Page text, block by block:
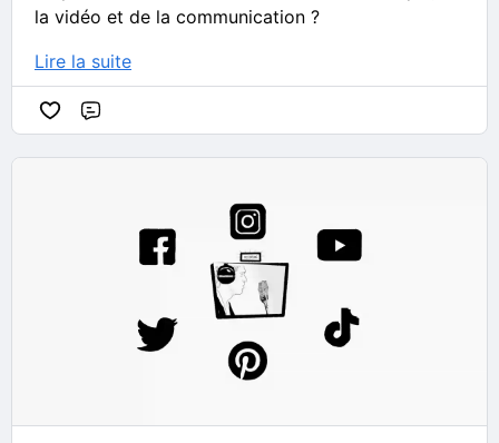
la vidéo et de la communication ?
Lire la suite